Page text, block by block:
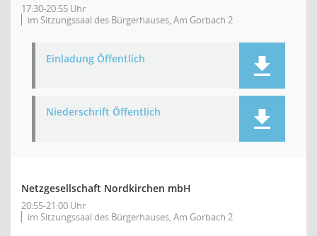
17:30-20:55 Uhr
im Sitzungssaal des Bürgerhauses, Am Gorbach 2
Einladung Öffentlich
Niederschrift Öffentlich
Netzgesellschaft Nordkirchen mbH
20:55-21:00 Uhr
im Sitzungssaal des Bürgerhauses, Am Gorbach 2